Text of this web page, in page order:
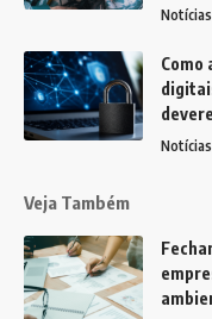
Notícias
Como
Notícias
Veja Também